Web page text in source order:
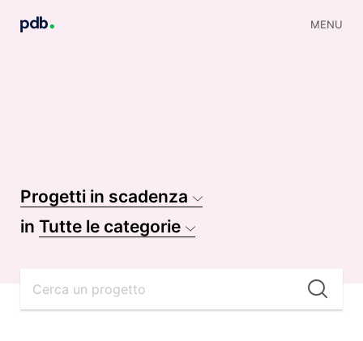
MENU
Progetti in scadenza
in Tutte le categorie